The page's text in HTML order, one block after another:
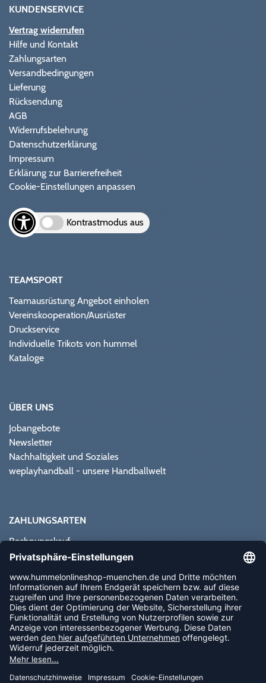
KUNDENSERVICE
Vertrag widerrufen
Hilfe und Kontakt
Zahlungsarten
Versandbedingungen
Lieferung
Rücksendung
AGB
Widerrufsbelehrung
Datenschutzerklärung
Impressum
Erklärung zur Barrierefreiheit
Cookie-Einstellungen anpassen
Kontrastmodus aus
TEAMSPORT
Teamausrüstung Angebot einholen
Vereinskooperation/Ausrüster
Druckservice
Individuelle Trikots von hummel
Kataloge
ÜBER UNS
Jobangebote
Newsletter
Nachhaltigkeit und Soziales
weplayhandball - unsere Handballwelt
ZAHLUNGSARTEN
Rechnungskauf
Paypal
Vorkasse
Sofortüberweisung
NEWSLETTER